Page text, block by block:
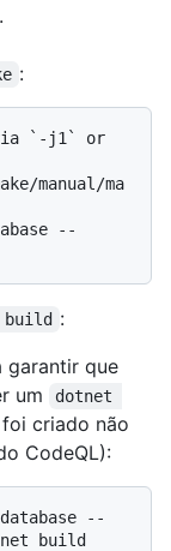
:
`-j1` or
manual/ma
--
build :
garantir que
um
dotnet
criado não
CodeQL):
--
build